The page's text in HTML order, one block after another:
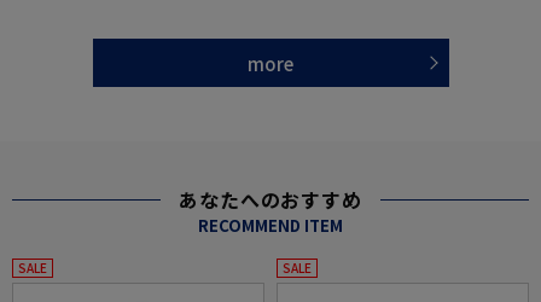
more
あなたへのおすすめ
RECOMMEND ITEM
SALE SALE